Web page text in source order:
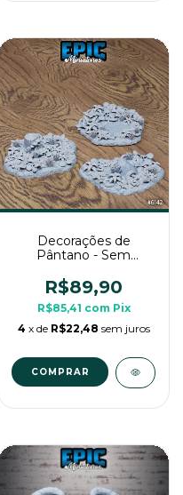
Decorações de
Pântano - Sem
Cenário Para RPG de
Mesa
R$89,90
R$85,41 com Pix
4 x de R$22,48 sem juros